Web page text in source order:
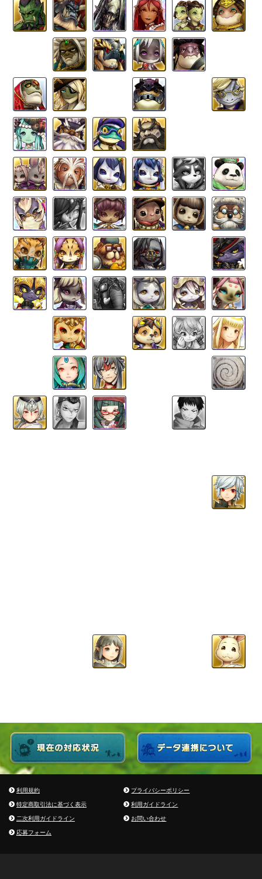
利用規約
プライバシーポリシー
特定商取引法に基づく表示
利用ガイドライン
二次利用ガイドライン
お問い合わせ
応募フォーム